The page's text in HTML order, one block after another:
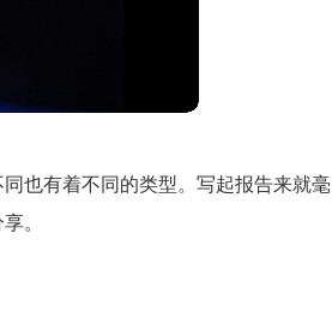
也有着不同的类型。写起报告来就毫
。